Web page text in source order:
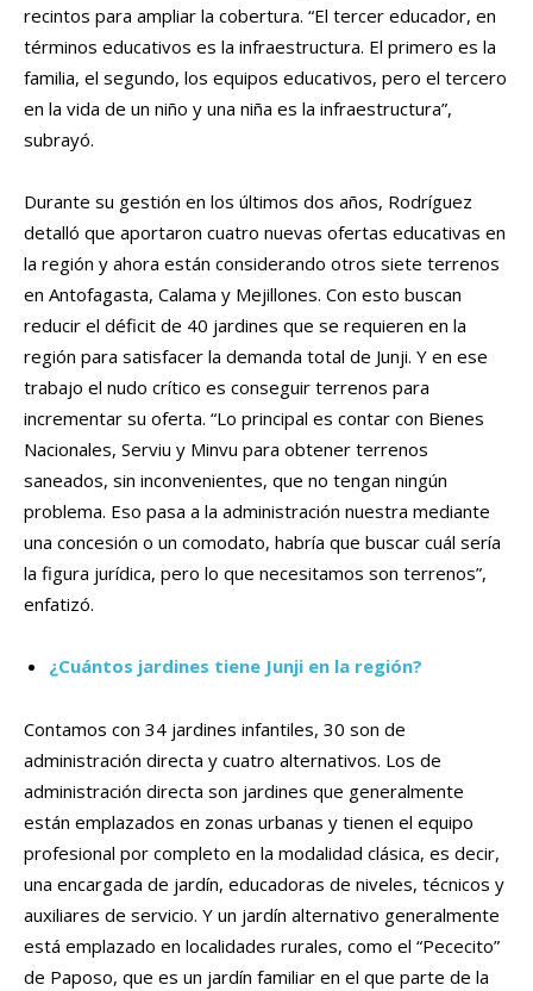
recintos para ampliar la cobertura. “El tercer educador, en
términos educativos es la infraestructura. El primero es la
familia, el segundo, los equipos educativos, pero el tercero
en la vida de un niño y una niña es la infraestructura”,
subrayó.
Durante su gestión en los últimos dos años, Rodríguez
detalló que aportaron cuatro nuevas ofertas educativas en
la región y ahora están considerando otros siete terrenos
en Antofagasta, Calama y Mejillones. Con esto buscan
reducir el déficit de 40 jardines que se requieren en la
región para satisfacer la demanda total de Junji. Y en ese
trabajo el nudo crítico es conseguir terrenos para
incrementar su oferta. “Lo principal es contar con Bienes
Nacionales, Serviu y Minvu para obtener terrenos
saneados, sin inconvenientes, que no tengan ningún
problema. Eso pasa a la administración nuestra mediante
una concesión o un comodato, habría que buscar cuál sería
la figura jurídica, pero lo que necesitamos son terrenos”,
enfatizó.
¿Cuántos jardines tiene Junji en la región?
Contamos con 34 jardines infantiles, 30 son de
administración directa y cuatro alternativos. Los de
administración directa son jardines que generalmente
están emplazados en zonas urbanas y tienen el equipo
profesional por completo en la modalidad clásica, es decir,
una encargada de jardín, educadoras de niveles, técnicos y
auxiliares de servicio. Y un jardín alternativo generalmente
está emplazado en localidades rurales, como el “Pececito”
de Paposo, que es un jardín familiar en el que parte de la